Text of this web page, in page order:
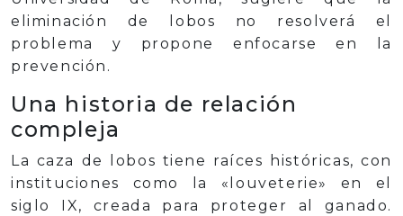
eliminación de lobos no resolverá el
problema y propone enfocarse en la
prevención.
Una historia de relación
compleja
La caza de lobos tiene raíces históricas, con
instituciones como la «louveterie» en el
siglo IX, creada para proteger al ganado.